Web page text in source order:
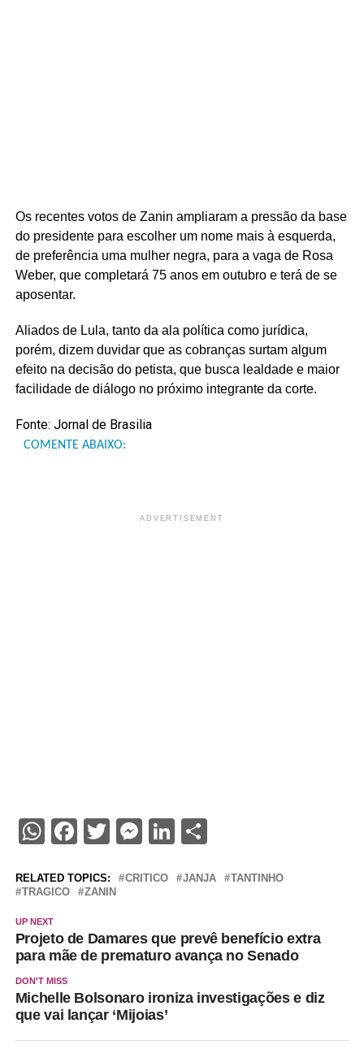
Os recentes votos de Zanin ampliaram a pressão da base
do presidente para escolher um nome mais à esquerda,
de preferência uma mulher negra, para a vaga de Rosa
Weber, que completará 75 anos em outubro e terá de se
aposentar.
Aliados de Lula, tanto da ala política como jurídica,
porém, dizem duvidar que as cobranças surtam algum
efeito na decisão do petista, que busca lealdade e maior
facilidade de diálogo no próximo integrante da corte.
Fonte: Jornal de Brasilia
COMENTE ABAIXO:
ADVERTISEMENT
WhatsApp
Facebook
Twitter
Messenger
LinkedIn
Share
RELATED TOPICS: CRITICO JANJA
TANTINHO
TRAGICO
ZANIN
UP NEXT
Projeto de Damares que prevê benefício extra
para mãe de prematuro avança no Senado
DON'T MISS
Michelle Bolsonaro ironiza investigações e diz
que vai lançar ‘Mijoias’